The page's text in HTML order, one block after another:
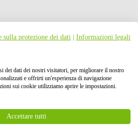
di progettazione e realizzazione di
soluzioni innovative e redditizie.
sulla protezione dei dati Informazioni legali
dei dati dei nostri visitatori, per migliorare il nostro
e offrirti un'esperienza di navigazione
sui cookie utilizziamo aprire le impostazioni.
Accettare tutti